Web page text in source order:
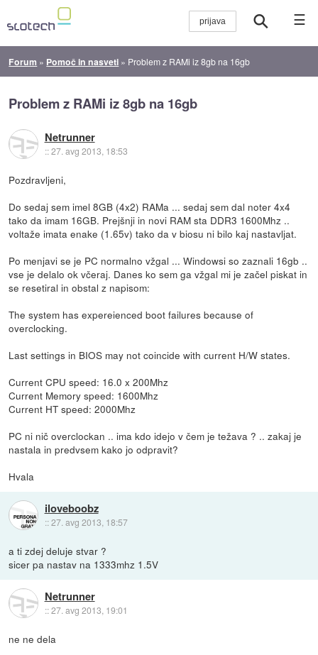
☰
Forum » Pomoč in nasveti » Problem z RAMi iz 8gb na 16gb
Problem z RAMi iz 8gb na 16gb
Netrunner
::27. avg 2013, 18:53
Pozdravljeni,
Do sedaj sem imel 8GB (4x2) RAMa ... sedaj sem dal noter 4x4
tako da imam 16GB. Prejšnji in novi RAM sta DDR3 1600Mhz ..
voltaže imata enake (1.65v) tako da v biosu ni bilo kaj nastavljat.
Po menjavi se je PC normalno vžgal ... Windowsi so zaznali 16gb ..
vse je delalo ok včeraj. Danes ko sem ga vžgal mi je začel piskat in
se resetiral in obstal z napisom:
The system has expereienced boot failures because of
overclocking.
Last settings in BIOS may not coincide with current H/W states.
Current CPU speed: 16.0 x 200Mhz
Current Memory speed: 1600Mhz
Current HT speed: 2000Mhz
PC ni nič overclockan .. ima kdo idejo v čem je težava ? .. zakaj je
nastala in predvsem kako jo odpravit?
Hvala
iloveboobz
::27. avg 2013, 18:57
a ti zdej deluje stvar ?
sicer pa nastav na 1333mhz 1.5V
Netrunner
::27. avg 2013, 19:01
ne ne dela